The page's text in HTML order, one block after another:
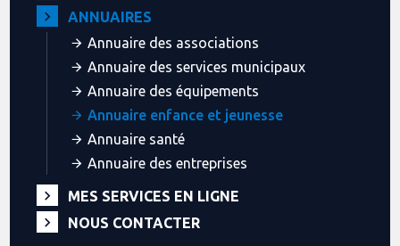
ANNUAIRES
Annuaire des associations
Annuaire des services municipaux
Annuaire des équipements
Annuaire enfance et jeunesse
Annuaire santé
Annuaire des entreprises
MES SERVICES EN LIGNE
NOUS CONTACTER